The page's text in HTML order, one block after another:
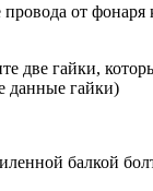
провода от
две гайки,
данные гайки)
балкой